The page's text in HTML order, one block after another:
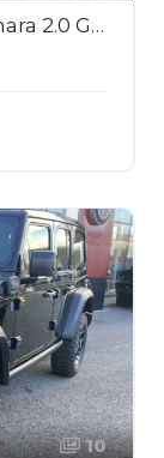
JEEP Wrangler PHEV MY23 Sahara 2.0 GME 380 PS At 4xe
10